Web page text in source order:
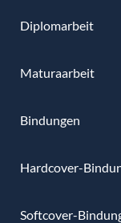
Diplomarbeit
Maturaarbeit
Bindungen
Hardcover-
Softcover-